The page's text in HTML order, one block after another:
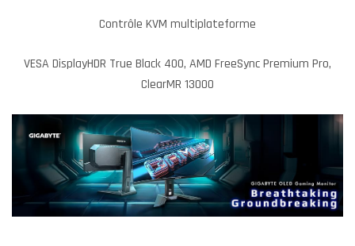
Contrôle KVM multiplateforme
VESA DisplayHDR True Black 400, AMD FreeSync Premium Pro,
ClearMR 13000